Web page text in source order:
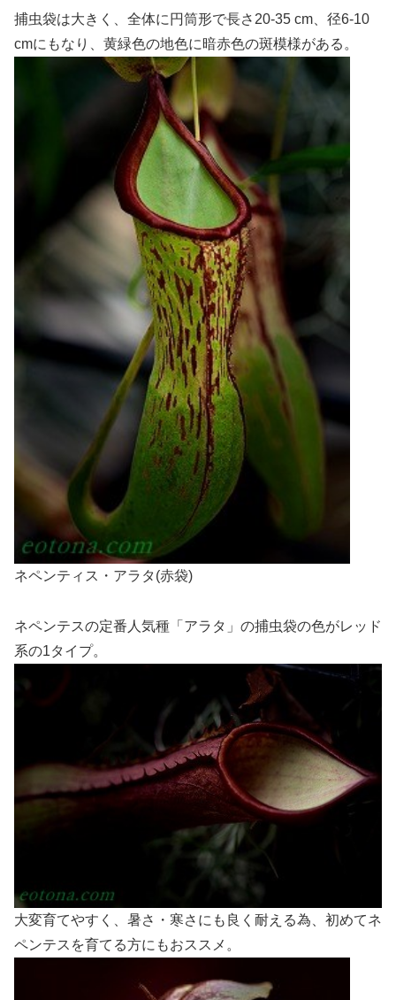
捕虫袋は大きく、全体に円筒形で長さ20-35 cm、径6-10
cmにもなり、黄緑色の地色に暗赤色の斑模様がある。
ネペンティス・アラタ(赤袋)
ネペンテスの定番人気種「アラタ」の捕虫袋の色がレッド
系の1タイプ。
大変育てやすく、暑さ・寒さにも良く耐える為、初めてネ
ペンテスを育てる方にもおススメ。